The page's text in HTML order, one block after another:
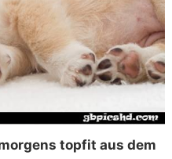
topfit aus dem